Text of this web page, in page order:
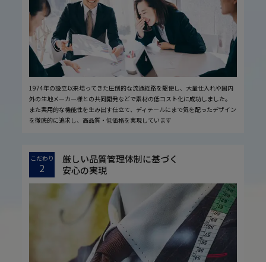
1974年の設立以来培ってきた圧倒的な流通経路を駆使し、大量仕入れや国内
外の生地メーカー様との共同開発などで素材の低コスト化に成功しました。
また実用的な機能性を生み出す仕立て、ディテールにまで気を配ったデザイン
を徹底的に追求し、高品質・低価格を実現しています
こだわり
2
厳しい品質管理体制に基づく
安心の実現